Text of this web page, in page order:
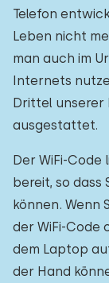
Telefon
Leben nicht
man auch im
Internets
Drittel unserer
ausgestattet.
Der WiFi-Code
bereit, so dass
können. Wenn
der WiFi-Code
dem Laptop
der Hand